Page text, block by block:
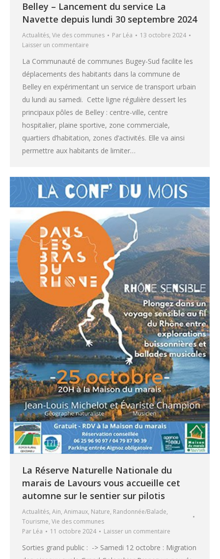
Belley – Lancement du service La
Navette depuis lundi 30 septembre 2024
Actualités, Vie des communes Par Léa
13 octobre 2024
Laisser un commentaire
La Communauté de communes Bugey-Sud facilite les
déplacements des habitants dans la commune de
Belley en expérimentant un service de transport urbain
du lundi au samedi. Cette ligne régulière dessert les
principaux pôles de Belley : centre-ville, centre
hospitalier, plaine sportive, zone commerciale,
quartiers d’habitation, zones d’activités. Elle va ainsi
permettre aux habitants de limiter…
La Réserve Naturelle Nationale du
marais de Lavours vous accueille cet
automne sur le sentier sur pilotis
Actualités, Ain, Animaux, Nature, Randonnée/Balade,
Tourisme, Vie des communes
Par Léa 11 octobre 2024 Laisser un commentaire
Sorties grand public : -> Samedi 12 octobre : Migration